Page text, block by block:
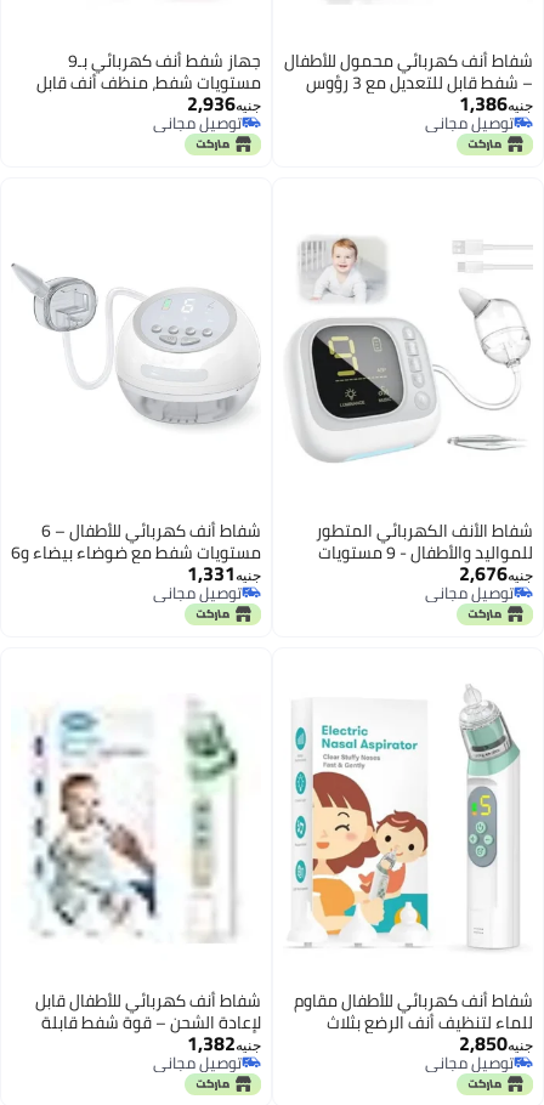
شفاط أنف كهربائي محمول للأطفال
– شفط قابل للتعديل مع 3 رؤوس
سيليكون ناعمة للمواليد والرضع
جنيه1,386
توصيل مجاني
توصيل مجاني
جهاز شفط أنف كهربائي بـ9
مستويات شفط، منظف أنف قابل
للشحن برؤوس سيليكون ناعمة
للاستخدام للأطفال والكبار
جنيه2,936
توصيل مجاني
توصيل مجاني
شفاط الأنف الكهربائي المتطور
للمواليد والأطفال - 9 مستويات
شفط قوية وقابلة للتعديل - مزود
بموسيقى وإضاءة مدمجة لتهدئة
الطفل وتنظيف الأنف بفعالية
جنيه2,676
توصيل مجاني
توصيل مجاني
شفاط أنف كهربائي للأطفال – 6
مستويات شفط مع ضوضاء بيضاء و6
موسيقى و3 إضاءات ليلية للرضع
والأطفال الصغار
جنيه1,331
توصيل مجاني
توصيل مجاني
شفاط أنف كهربائي للأطفال مقاوم
للماء لتنظيف أنف الرضع بثلاث
رؤوس سيليكون ومستويات شفط
متعددة مع موسيقى وإضاءة
لتهدئة الطفل أثناء الاستخدام
جنيه2,850
توصيل مجاني
توصيل مجاني
شفاط أنف كهربائي للأطفال قابل
لإعادة الشحن – قوة شفط قابلة
للتعديل مع 3 قطع سيليكون، مقاوم
للماء مع موسيقى وإضاءة
جنيه1,382
توصيل مجاني
توصيل مجاني